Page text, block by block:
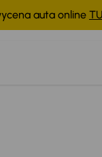
auta online TU